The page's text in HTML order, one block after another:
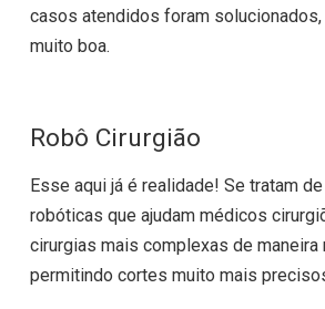
casos atendidos foram solucionados,
muito boa.
Robô Cirurgião
Esse aqui já é realidade! Se tratam
robóticas que ajudam médicos
cirurgias mais complexas de maneira
permitindo cortes muito mais